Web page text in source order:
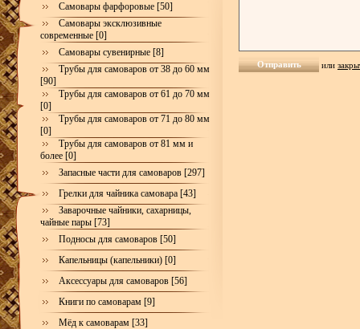
Самовары фарфоровые [50]
Самовары эксклюзивные
современные [0]
Самовары сувенирные [8]
Трубы для самоваров от 38 до 60 мм
[90]
Трубы для самоваров от 61 до 70 мм
[0]
Трубы для самоваров от 71 до 80 мм
[0]
Трубы для самоваров от 81 мм и
более [0]
Запасные части для самоваров [297]
Грелки для чайника самовара [43]
Заварочные чайники, сахарницы,
чайные пары [73]
Подносы для самоваров [50]
Капельницы (капельники) [0]
Аксессуары для самоваров [56]
Книги по самоварам [9]
Мёд к самоварам [33]
или